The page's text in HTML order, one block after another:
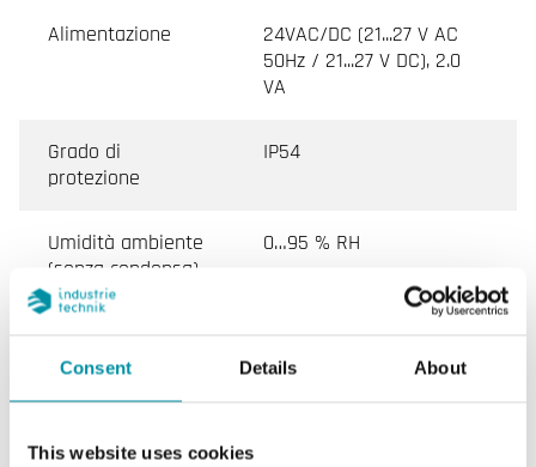
Consent Details About
This website uses cookies
Alimentazione
24VAC/DC (21...27 V AC
50Hz / 21...27 V DC), 2.0
VA
Grado di
protezione
IP54
Umidità ambiente
(senza condensa)
0…95 % RH
ambiente